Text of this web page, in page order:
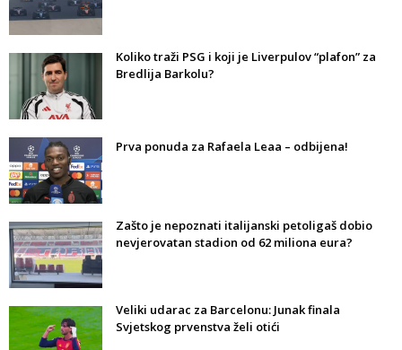
Koliko traži PSG i koji je Liverpulov “plafon” za
Bredlija Barkolu?
Prva ponuda za Rafaela Leaa – odbijena!
Zašto je nepoznati italijanski petoligaš dobio
nevjerovatan stadion od 62 miliona eura?
Veliki udarac za Barcelonu: Junak finala
Svjetskog prvenstva želi otići